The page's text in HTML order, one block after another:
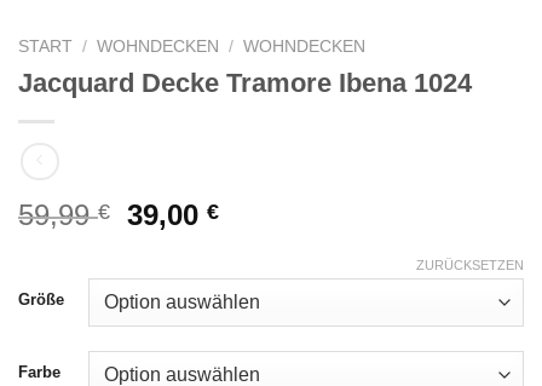
START / WOHNDECKEN / WOHNDECKEN
Jacquard Decke Tramore Ibena 1024
59,99€
Ursprünglicher
war:
59,99 €
39,00€Aktueller
ist:
39,00 €.
Größe
Farbe
ZURÜCKSETZEN